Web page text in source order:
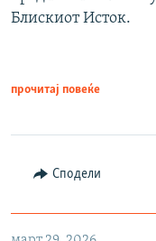
Блискиот Исток.
прочитај повеќе
Сподели